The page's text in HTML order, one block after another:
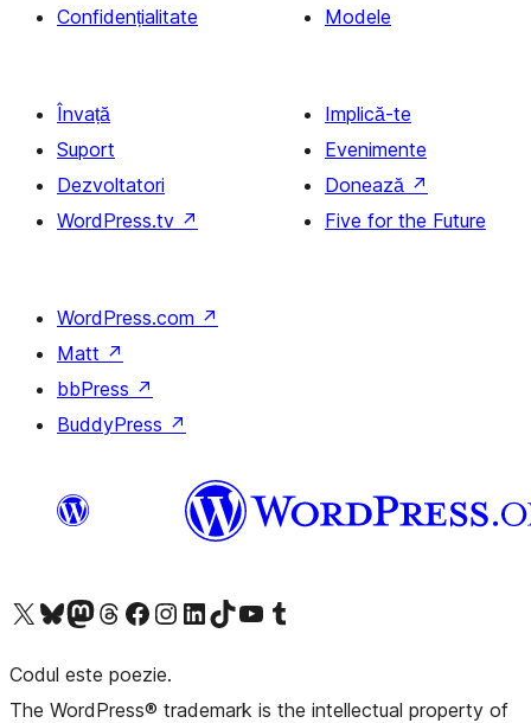
Confidențialitate
Modele
Învață
Suport
Dezvoltatori
WordPress.tv ↗
Implică-te
Evenimente
Donează ↗
Five for the Future
WordPress.com ↗
Matt ↗
bbPress ↗
BuddyPress ↗
Mergi la contul nostru X (fost Twitter)
Vizitează contul nostru Bluesky
Vizitează contul nostru Mastodon
Vizitează contul nostru Threads
Vizitează pagina noastră Facebook
Vizitează-ne pe Instagram
Vizitează-ne pe LinkedIn
Vizitează contul nostru TikTok
Vizitează canalul nostru YouTube
Vizitează contul nostru Tumblr
Codul este poezie.
The WordPress® trademark is the intellectual property of